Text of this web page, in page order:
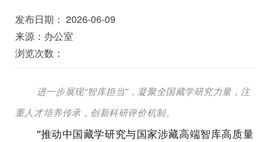
发布日期： 2026-06-09
来源：办公室
浏览次数：
进一步展现“智库担当”，凝聚全国藏学研究力量，注
重人才培养传承，创新科研评价机制。
“推动中国藏学研究与国家涉藏高端智库高质量